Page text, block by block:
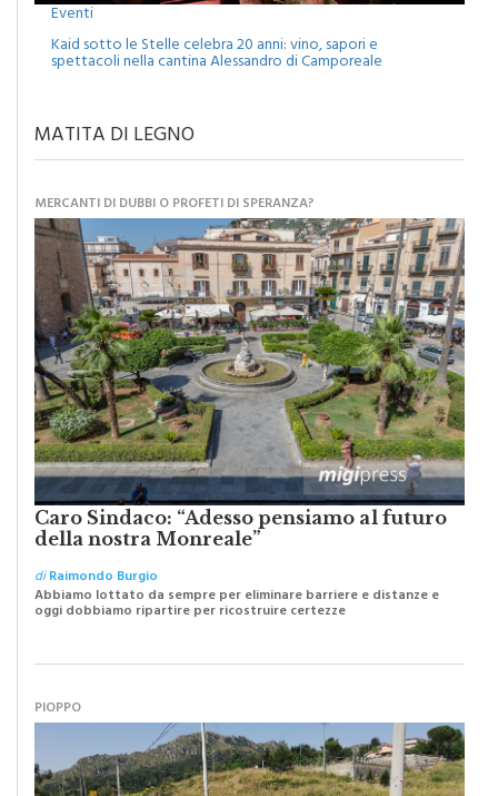
Kaid sotto le Stelle celebra 20 anni: vino, sapori e
spettacoli nella cantina Alessandro di Camporeale
Caro Sindaco: “Adesso pensiamo al futuro
della nostra Monreale”
diRaimondo Burgio
Abbiamo lottato da sempre per eliminare barriere e distanze e
oggi dobbiamo ripartire per ricostruire certezze